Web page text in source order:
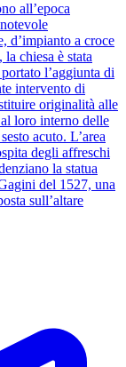
all’epoca
d’impianto a croce
chiesa è stata
l’aggiunta di
intervento di
originalità alle
loro interno delle
acuto. L’area
degli affreschi
la statua
del 1527, una
sull’altare